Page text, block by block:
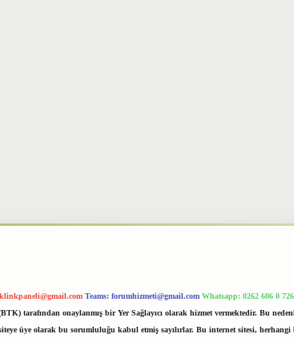
Teams: forumhizmeti@gmail.com Whatsapp: 0262 606 0 726
tarafından onaylanmış bir Yer Sağlayıcı olarak hizmet vermektedir. Bu
üye olarak bu sorumluluğu kabul etmiş sayılırlar. Bu internet sitesi,